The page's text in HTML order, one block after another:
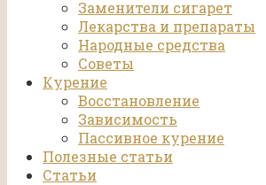
Заменители сигарет
Лекарства и препараты
Народные средства
Советы
Курение
Восстановление
Зависимость
Пассивное курение
Полезные статьи
Статьи